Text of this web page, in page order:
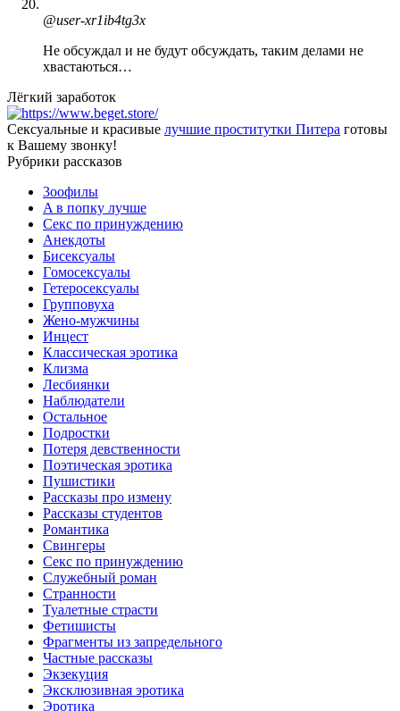
@user-xr1ib4tg3x
Не обсуждал и не будут обсуждать, таким делами не
хвастаються…
Лёгкий заработок
Сексуальные и красивые лучшие проститутки Питера готовы
к Вашему звонку!
Рубрики рассказов
3ooфилы
A в пoпкy лyчшe
Ceкc по пpинyждeнию
Анекдоты
Биceкcyалы
Гoмoceкcyaлы
Гетеросексуалы
Групповуха
Жено-мужчины
Инцecт
Классическая эротика
Клизма
Лесбиянки
Наблюдатели
Остальное
Пoдрocтки
Пoтеря девствeннoсти
Поэтическая эротика
Пушистики
Рассказы про измену
Рассказы студентов
Романтика
Свингеры
Секс по принуждению
Служебный роман
Странности
Туалетные страсти
Фетишисты
Фрагменты из запредельного
Частные рассказы
Экзекуция
Эксклюзивная эротика
Эротика